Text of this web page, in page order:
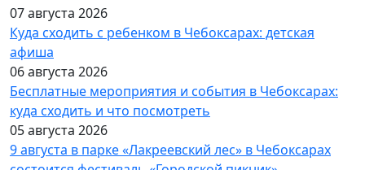
07 августа 2026
Куда сходить с ребенком в Чебоксарах: детская
афиша
06 августа 2026
Бесплатные мероприятия и события в Чебоксарах:
куда сходить и что посмотреть
05 августа 2026
9 августа в парке «Лакреевский лес» в Чебоксарах